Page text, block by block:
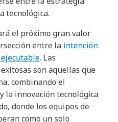
tecnológica.
el próximo gran valor
entre la intención
. Las
son aquellas que
combinando el
la innovación tecnológica
donde los equipos de
como un solo